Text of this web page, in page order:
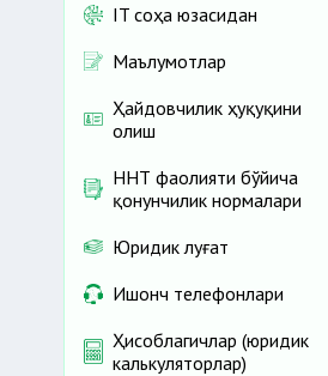
IT соҳа юзасидан
Маълумотлар
Ҳайдовчилик ҳуқуқини
олиш
ННТ фаолияти бўйича
қонунчилик нормалари
Юридик луғат
Ишонч телефонлари
Ҳисоблагичлар (юридик
калькуляторлар)